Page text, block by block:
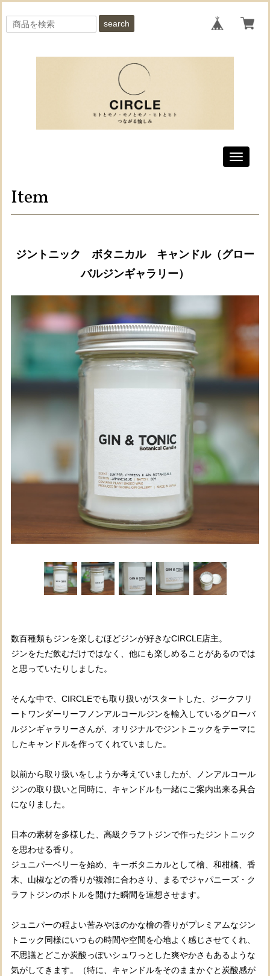
search
Toggle
Item
ジントニック ボタニカル キャンドル（グロー
バルジンギャラリー）
数百種類もジンを楽しむほどジンが好きなCIRCLE店主。
ジンをただ飲むだけではなく、他にも楽しめることがあるのでは
と思っていたりしました。
そんな中で、CIRCLEでも取り扱いがスタートした、ジークフリ
ートワンダーリーフノンアルコールジンを輸入しているグローバ
ルジンギャラリーさんが、オリジナルでジントニックをテーマに
したキャンドルを作ってくれていました。
以前から取り扱いをしようか考えていましたが、ノンアルコール
ジンの取り扱いと同時に、キャンドルも一緒にご案内出来る具合
になりました。
日本の素材を多様した、高級クラフトジンで作ったジントニック
を思わせる香り。
ジュニパーベリーを始め、キーボタニカルとして檜、和柑橘、香
木、山椒などの香りが複雑に合わさり、まるでジャパニーズ・ク
ラフトジンのボトルを開けた瞬間を連想させます。
ジュニパーの程よい苦みやほのかな檜の香りがプレミアムなジン
トニック同様にいつもの時間や空間を心地よく感じさせてくれ、
不思議とどこか炭酸っぽいシュワっとした爽やかさもあるような
気がしてきます。（特に、キャンドルをそのままかぐと炭酸感が